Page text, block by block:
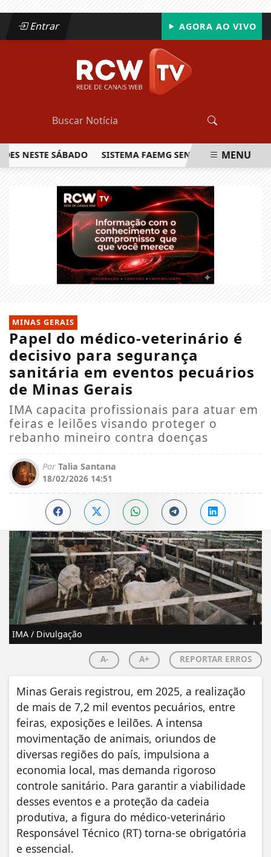
Entrar AGORA AO VIVO
SÁBADO SISTEMA FAEMG SENAR LANÇA O PRIMEIRO
MENU
MINAS GERAIS
Papel do médico-veterinário é
decisivo para segurança
sanitária em eventos pecuários
de Minas Gerais
IMA capacita profissionais para atuar em
feiras e leilões visando proteger o
rebanho mineiro contra doenças
Por Talia Santana
18/02/2026 14:51
IMA / Divulgação
A- A+ REPORTAR ERROS
Minas Gerais registrou, em 2025, a realização
de mais de 7,2 mil eventos pecuários, entre
feiras, exposições e leilões. A intensa
movimentação de animais, oriundos de
diversas regiões do país, impulsiona a
economia local, mas demanda rigoroso
controle sanitário. Para garantir a viabilidade
desses eventos e a proteção da cadeia
produtiva, a figura do médico-veterinário
Responsável Técnico (RT) torna-se obrigatória
e essencial.